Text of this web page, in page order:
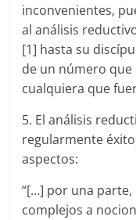
inconvenientes,
al análisis
[1] hasta su
de un número
cualquiera que
5. El análisis
regularmente
aspectos:
“[…] por una
complejos a